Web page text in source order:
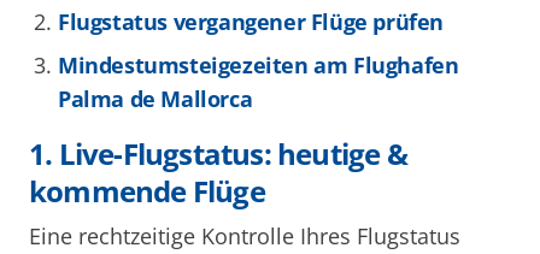
Flugstatus vergangener Flüge prüfen
Mindestumsteigezeiten am Flughafen
Palma de Mallorca
1. Live-Flugstatus: heutige &
kommende Flüge
Eine rechtzeitige Kontrolle Ihres Flugstatus